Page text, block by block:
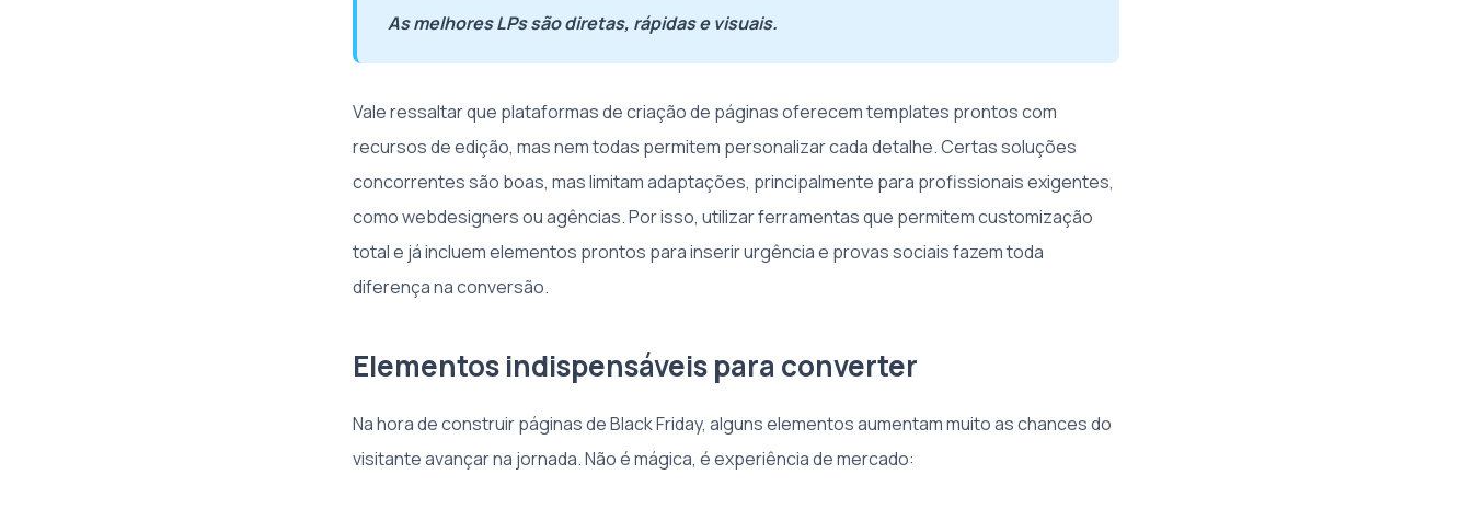
As melhores LPs são diretas, rápidas e visuais.
Vale ressaltar que plataformas de criação de páginas oferecem templates prontos com
recursos de edição, mas nem todas permitem personalizar cada detalhe. Certas soluções
concorrentes são boas, mas limitam adaptações, principalmente para profissionais exigentes,
como webdesigners ou agências. Por isso, utilizar ferramentas que permitem customização
total e já incluem elementos prontos para inserir urgência e provas sociais fazem toda
diferença na conversão.
Elementos indispensáveis para converter
Na hora de construir páginas de Black Friday, alguns elementos aumentam muito as chances do
visitante avançar na jornada. Não é mágica, é experiência de mercado: